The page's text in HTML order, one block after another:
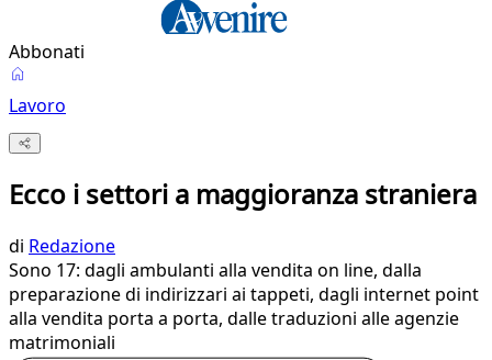
Abbonati
Lavoro
Ecco i settori a maggioranza straniera
di Redazione
Sono 17: dagli ambulanti alla vendita on line, dalla
preparazione di indirizzari ai tappeti, dagli internet point
alla vendita porta a porta, dalle traduzioni alle agenzie
matrimoniali